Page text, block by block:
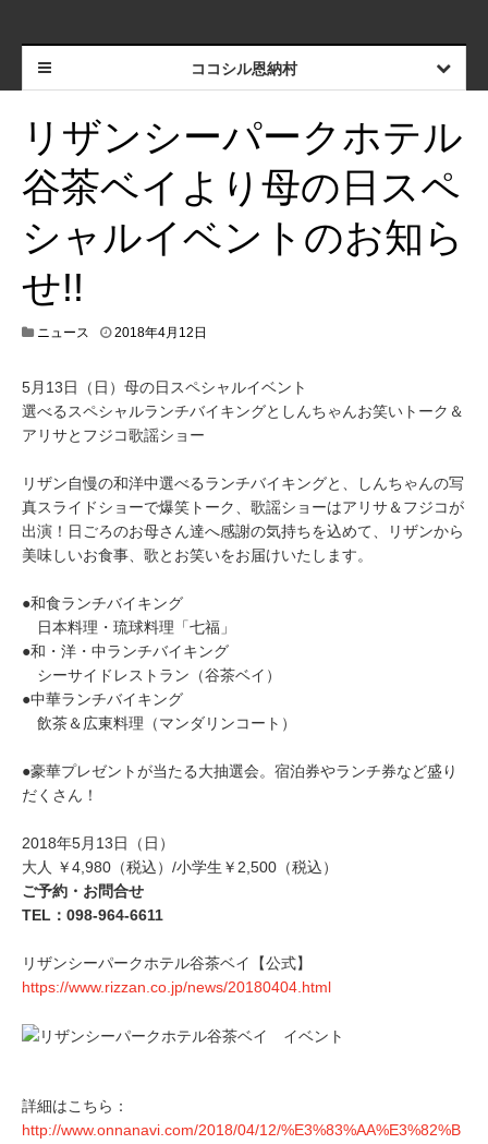
ココシル恩納村
リザンシーパークホテル
谷茶ベイより母の日スペ
シャルイベントのお知ら
せ!!
ニュース 2018年4月12日
5月13日（日）母の日スペシャルイベント
選べるスペシャルランチバイキングとしんちゃんお笑いトーク＆
アリサとフジコ歌謡ショー
リザン自慢の和洋中選べるランチバイキングと、しんちゃんの写
真スライドショーで爆笑トーク、歌謡ショーはアリサ＆フジコが
出演！日ごろのお母さん達へ感謝の気持ちを込めて、リザンから
美味しいお食事、歌とお笑いをお届けいたします。
●和食ランチバイキング
日本料理・琉球料理「七福」
●和・洋・中ランチバイキング
シーサイドレストラン（谷茶ベイ）
●中華ランチバイキング
飲茶＆広東料理（マンダリンコート）
●豪華プレゼントが当たる大抽選会。宿泊券やランチ券など盛り
だくさん！
2018年5月13日（日）
大人 ￥4,980（税込）/小学生￥2,500（税込）
ご予約・お問合せ
TEL：098-964-6611
リザンシーパークホテル谷茶ベイ【公式】
https://www.rizzan.co.jp/news/20180404.html
詳細はこちら：
http://www.onnanavi.com/2018/04/12/%E3%83%AA%E3%82%B